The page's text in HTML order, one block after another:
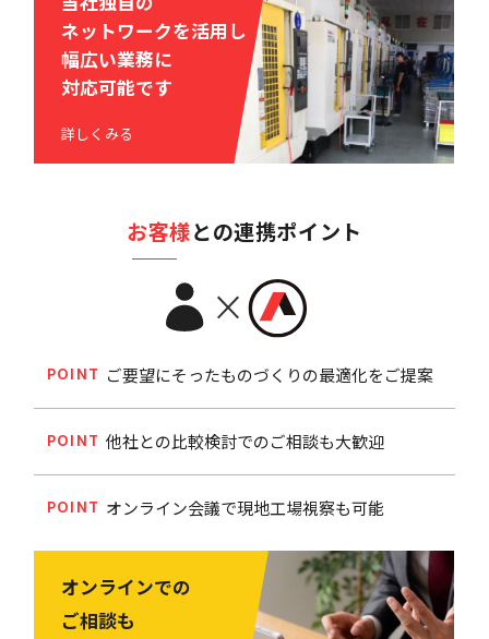
ネットワークを活用し
幅広い業務に
対応可能です
詳しくみる
お客様との連携ポイント
POINT ご要望にそったものづくりの最適化をご提案
POINT 他社との比較検討でのご相談も大歓迎
POINT オンライン会議で現地工場視察も可能
オンラインでの
ご相談も